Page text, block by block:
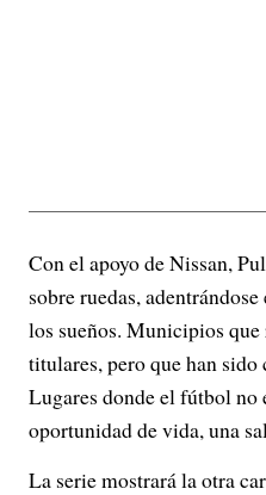
Con el apoyo de Nissan,
sobre ruedas,
los sueños. Municipios que
titulares, pero que han sido
Lugares donde el fútbol no
oportunidad de vida, una
La serie mostrará la otra